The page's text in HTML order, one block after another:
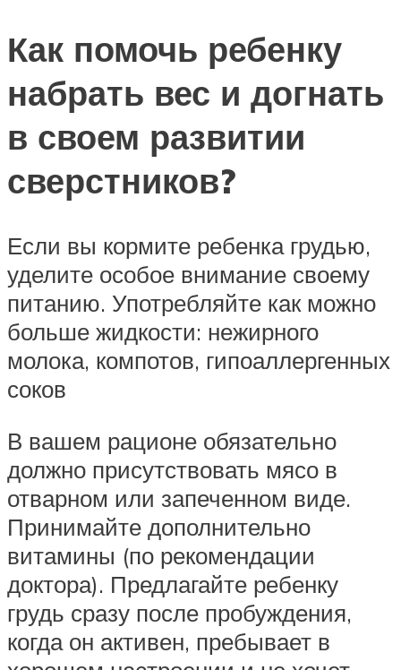
Как помочь ребенку
набрать вес и догнать
в своем развитии
сверстников?
Если вы кормите ребенка грудью,
уделите особое внимание своему
питанию. Употребляйте как можно
больше жидкости: нежирного
молока, компотов, гипоаллергенных
соков
В вашем рационе обязательно
должно присутствовать мясо в
отварном или запеченном виде.
Принимайте дополнительно
витамины (по рекомендации
доктора). Предлагайте ребенку
грудь сразу после пробуждения,
когда он активен, пребывает в